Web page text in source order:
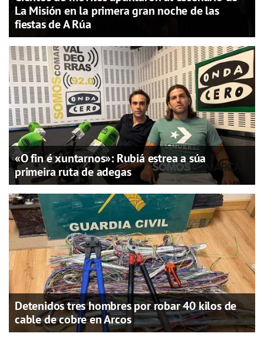
La Misión en la primera gran noche de las
fiestas de A Rúa
«O fin é xuntarnos»: Rubiá estrea a súa
primeira ruta de adegas
Detenidos tres hombres por robar 40 kilos de
cable de cobre en Arcos